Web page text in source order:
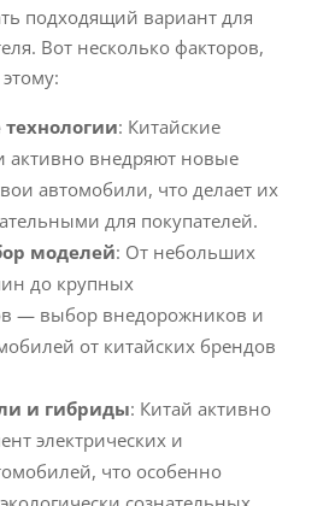
подходящий вариант для
Вот несколько факторов,
: Китайские
активно внедряют новые
автомобили, что делает их
для покупателей.
моделей: От небольших
до крупных
— выбор внедорожников и
от китайских брендов
и гибриды: Китай активно
электрических и
что особенно